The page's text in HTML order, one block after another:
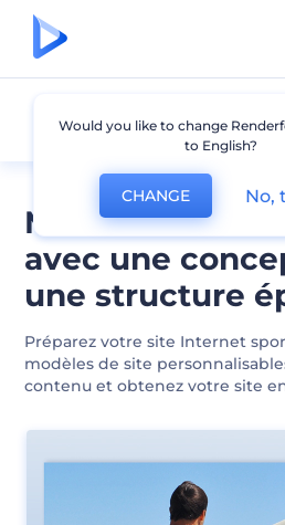
Modèles de
avec une
une structure
Préparez votre site Internet
modèles de site
contenu et obtenez votre site
Sports
Would you like to change
to English?
CHANGE No,